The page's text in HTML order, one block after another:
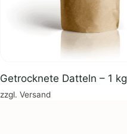
Getrocknete Datteln – 1 kg
zzgl. Versand